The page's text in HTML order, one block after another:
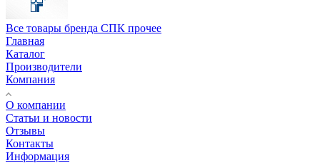
Все товары бренда СПК прочее
Главная
Каталог
Производители
Компания
О компании
Статьи и новости
Отзывы
Контакты
Информация